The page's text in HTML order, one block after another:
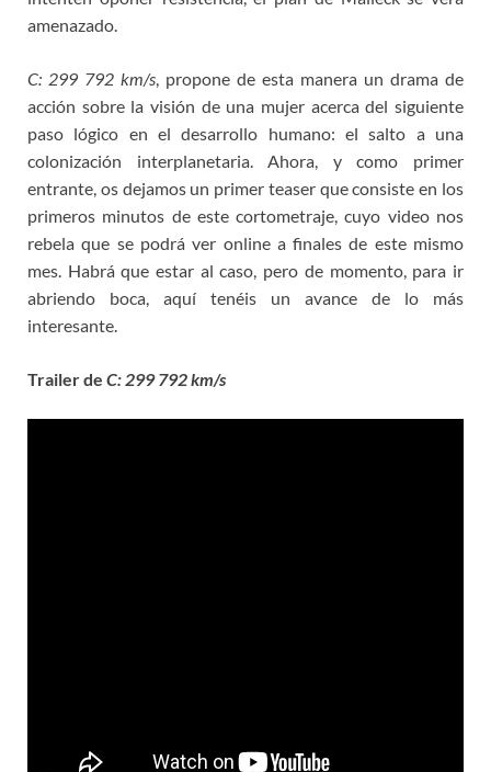
amenazado.
C: 299 792 km/s, propone de esta manera un drama de
acción sobre la visión de una mujer acerca del siguiente
paso lógico en el desarrollo humano: el salto a una
colonización interplanetaria. Ahora, y como primer
entrante, os dejamos un primer teaser que consiste en los
primeros minutos de este cortometraje, cuyo video nos
rebela que se podrá ver online a finales de este mismo
mes. Habrá que estar al caso, pero de momento, para ir
abriendo boca, aquí tenéis un avance de lo más
interesante.
Trailer de C: 299 792 km/s